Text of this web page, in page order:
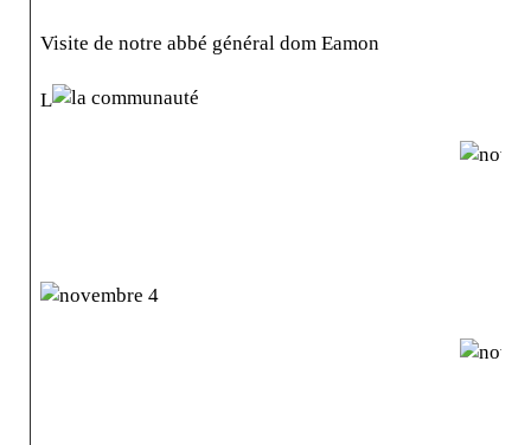
Visite de notre abbé général dom Eamon
L